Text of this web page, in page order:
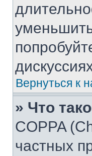
Вернуться к
» Что
COPPA
частных